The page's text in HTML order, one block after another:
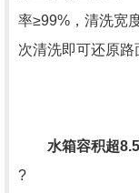
率≥99%，清洗宽
次清洗即可还原路
水箱容积超
?